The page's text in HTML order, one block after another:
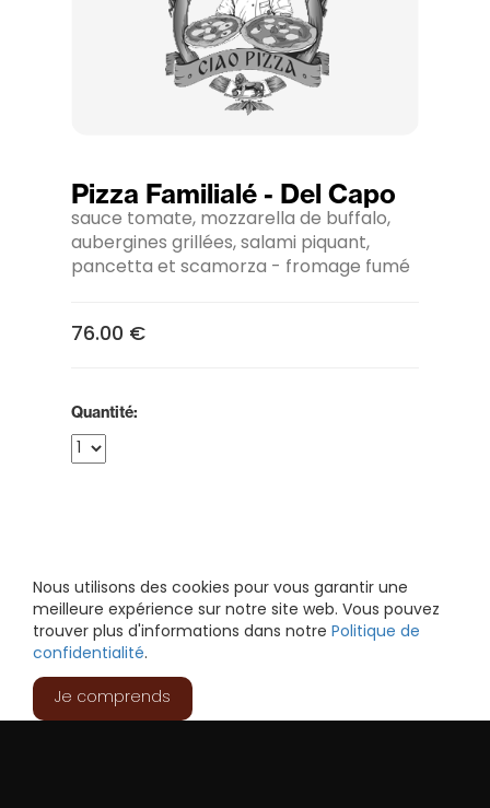
Pizza Familialé - Del Capo
sauce tomate, mozzarella de buffalo,
aubergines grillées, salami piquant,
pancetta et scamorza - fromage fumé
76.00 €
Quantité:
Nous utilisons des cookies pour vous garantir une
meilleure expérience sur notre site web. Vous pouvez
trouver plus d'informations dans notre Politique de
confidentialité.
Je comprends